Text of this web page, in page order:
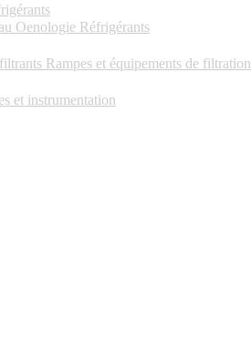
Oenologie Réfrigérants
Rampes et équipements de filtration
et instrumentation